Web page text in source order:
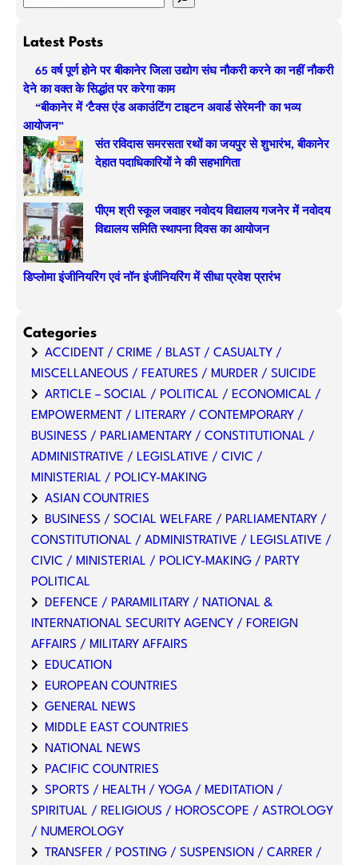
aLatest Posts
65 वर्ष पूर्ण होने पर बीकानेर जिला उद्योग संघ नौकरी करने का नहीं नौकरी
देने का वक्त के सिद्धांत पर करेगा काम
“बीकानेर में ‘टैक्स एंड अकाउंटिंग टाइटन अवार्ड सेरेमनी’ का भव्य
आयोजन”
संत रविदास समरसता रथों का जयपुर से शुभारंभ, बीकानेर
देहात पदाधिकारियों ने की सहभागिता
पीएम श्री स्कूल जवाहर नवोदय विद्यालय गजनेर में नवोदय
विद्यालय समिति स्थापना दिवस का आयोजन
डिप्लोमा इंजीनियरिंग एवं नॉन इंजीनियरिंग में सीधा प्रवेश प्रारंभ
Categories
ACCIDENT / CRIME / BLAST / CASUALTY /
MISCELLANEOUS / FEATURES / MURDER / SUICIDE
ARTICLE – SOCIAL / POLITICAL / ECONOMICAL /
EMPOWERMENT / LITERARY / CONTEMPORARY /
BUSINESS / PARLIAMENTARY / CONSTITUTIONAL /
ADMINISTRATIVE / LEGISLATIVE / CIVIC /
MINISTERIAL / POLICY-MAKING
ASIAN COUNTRIES
BUSINESS / SOCIAL WELFARE / PARLIAMENTARY /
CONSTITUTIONAL / ADMINISTRATIVE / LEGISLATIVE /
CIVIC / MINISTERIAL / POLICY-MAKING / PARTY
POLITICAL
DEFENCE / PARAMILITARY / NATIONAL &
INTERNATIONAL SECURITY AGENCY / FOREIGN
AFFAIRS / MILITARY AFFAIRS
EDUCATION
EUROPEAN COUNTRIES
GENERAL NEWS
MIDDLE EAST COUNTRIES
NATIONAL NEWS
PACIFIC COUNTRIES
SPORTS / HEALTH / YOGA / MEDITATION /
SPIRITUAL / RELIGIOUS / HOROSCOPE / ASTROLOGY
/ NUMEROLOGY
TRANSFER / POSTING / SUSPENSION / CARRER /